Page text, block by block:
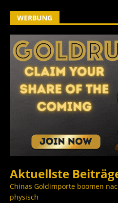
WERBUNG
Aktuellste
Chinas Goldimporte boomen
physisch